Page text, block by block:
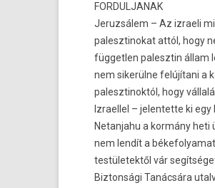
FOR­DULJANAK
Jeruz­sálem – Az iz­raeli
palesztinokat attól, hogy
füg­getl­en palesztin állam
nem sikerülne felújítani a
palesztinok­tól, hogy
Iz­rael­lel – jelen­tette ki
Netan­jahu a kormány heti
nem lendít a
tes­tületek­től vár
Bi­zton­sági Tanácsára